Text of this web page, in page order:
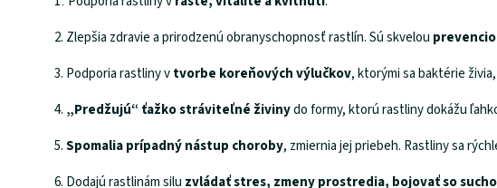
2. Zlepšia zdravie a prirodzenú obranyschopnosť rastlín. Sú skvelou
3. Podporia rastliny vtvorbe koreňových výlučkov, ktorými sa baktérie
4. „Predžujú“ ťažko stráviteľné živinydo formy, ktorú rastliny dokážu
5.Spomalia prípadný nástup choroby, zmiernia jej priebeh. Rastliny sa
6. Dodajú rastlinám silu zvládať stres, zmeny prostredia, bojovať so